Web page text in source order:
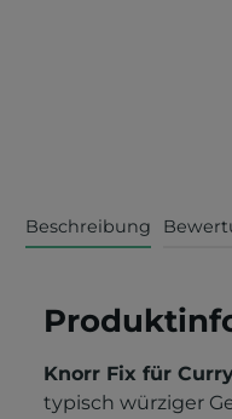
Beschreibung
Knorr Fix für
typisch würziger